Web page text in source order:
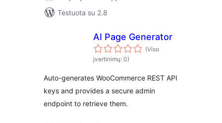
Testuota su 2.8
AI Page Generator
(Viso
įvertinimų: 0)
Auto-generates WooCommerce REST API
keys and provides a secure admin
endpoint to retrieve them.